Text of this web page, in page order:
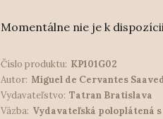
Momentálne nie je k
Číslo produktu: KP101G02
Autor: Miguel de Cervantes
Vydavateľstvo: Tatran Bratislava
Väzba: Vydavateľská poloplátená s